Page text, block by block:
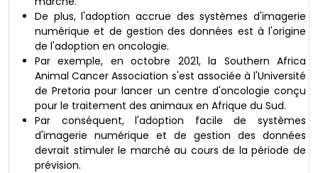
De plus, l'adoption accrue des systèmes d'imagerie
numérique et de gestion des données est à l'origine
de l'adoption en oncologie.
Par exemple, en octobre 2021, la Southern Africa
Animal Cancer Association s'est associée à l'Université
de Pretoria pour lancer un centre d'oncologie conçu
pour le traitement des animaux en Afrique du Sud.
Par conséquent, l'adoption facile de systèmes
d'imagerie numérique et de gestion des données
devrait stimuler le marché au cours de la période de
prévision.